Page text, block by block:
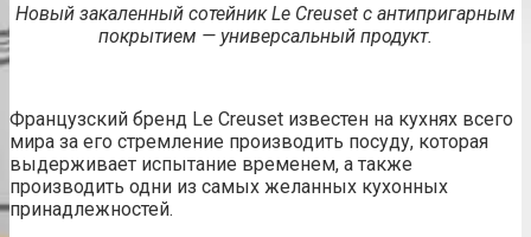
Новый закаленный сотейник Le Creuset с антипригарным
покрытием — универсальный продукт.
Французский бренд Le Creuset известен на кухнях всего
мира за его стремление производить посуду, которая
выдерживает испытание временем, а также
производить одни из самых желанных кухонных
принадлежностей.